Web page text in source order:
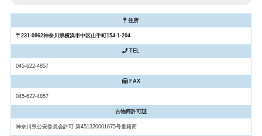
住所
〒231-0862神奈川県横浜市中区山手町154-1-204
TEL
045-622-4857
FAX
045-622-4857
古物商許可証
神奈川県公安委員会許可 第451320001675号書籍商